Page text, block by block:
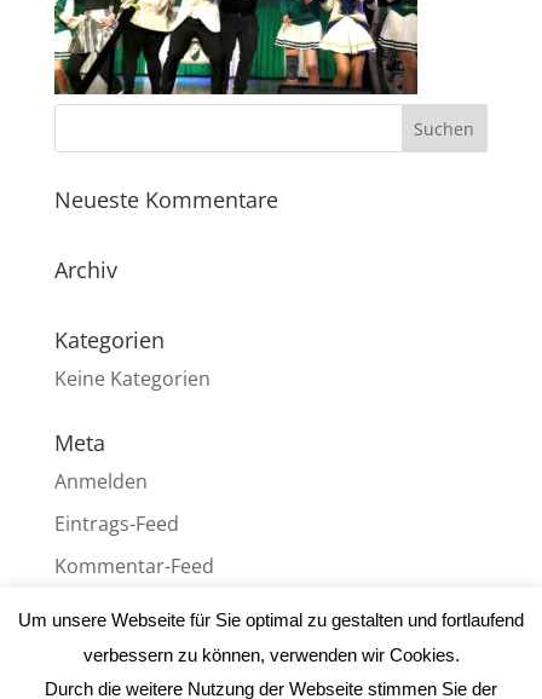
Neueste Kommentare
Archiv
Kategorien
Keine Kategorien
Meta
Anmelden
Eintrags-Feed
Kommentar-Feed
WordPress.org
Um unsere Webseite für Sie optimal zu gestalten und fortlaufend
verbessern zu können, verwenden wir Cookies.
Durch die weitere Nutzung der Webseite stimmen Sie der